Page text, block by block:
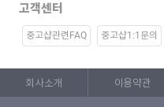
고객센터
중고샵관련FAQ 중고샵1:1문의
회사소개 이용약관